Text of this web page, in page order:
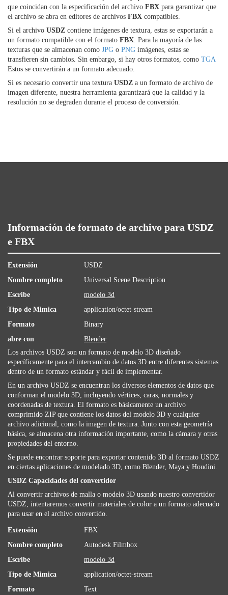
que coincidan con la especificación del archivo FBX para garantizar que
el archivo se abra en editores de archivos FBX compatibles.
Si el archivo USDZ contiene imágenes de textura, estas se exportarán a
un formato compatible con el formato FBX. Para la mayoría de las
texturas que se almacenan como JPG o PNG imágenes, estas se
transfieren sin cambios. Sin embargo, si hay otros formatos, como TGA
Estos se convertirán a un formato adecuado.
Si es necesario convertir una textura USDZ a un formato de archivo de
imagen diferente, nuestra herramienta garantizará que la calidad y la
resolución no se degraden durante el proceso de conversión.
Información de formato de archivo para USDZ
e FBX
Extensión
USDZ
Nombre completo
Universal Scene Description
Escribe
modelo 3d
Tipo de Mimica
application/octet-stream
Formato
Binary
abre con
Blender
Los archivos USDZ son ​​un formato de modelo 3D diseñado
específicamente para el intercambio de datos 3D entre diferentes sistemas
dentro de un formato estándar y fácil de implementar.
En un archivo USDZ se encuentran los diversos elementos de datos que
conforman el modelo 3D, incluyendo vértices, caras, normales y
coordenadas de textura. El formato es básicamente un archivo
comprimido ZIP que contiene los datos del modelo 3D y cualquier
archivo adicional, como la imagen de textura. Junto con esta geometría
básica, se almacena otra información importante, como la cámara y otras
propiedades del entorno.
Se puede encontrar soporte para exportar contenido 3D al formato USDZ
en ciertas aplicaciones de modelado 3D, como Blender, Maya y Houdini.
USDZ Capacidades del convertidor
Al convertir archivos de malla o modelo 3D usando nuestro convertidor
USDZ, intentaremos convertir materiales de color a un formato adecuado
para usar en el archivo convertido.
Extensión
FBX
Nombre completo
Autodesk Filmbox
Escribe
modelo 3d
Tipo de Mimica
application/octet-stream
Formato
Text